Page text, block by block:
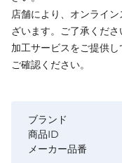
店舗により、オンライ
ざいます。ご了承くださ
加工サービスをご提供
ご確認ください。
ブランド
商品ID
メーカー品番